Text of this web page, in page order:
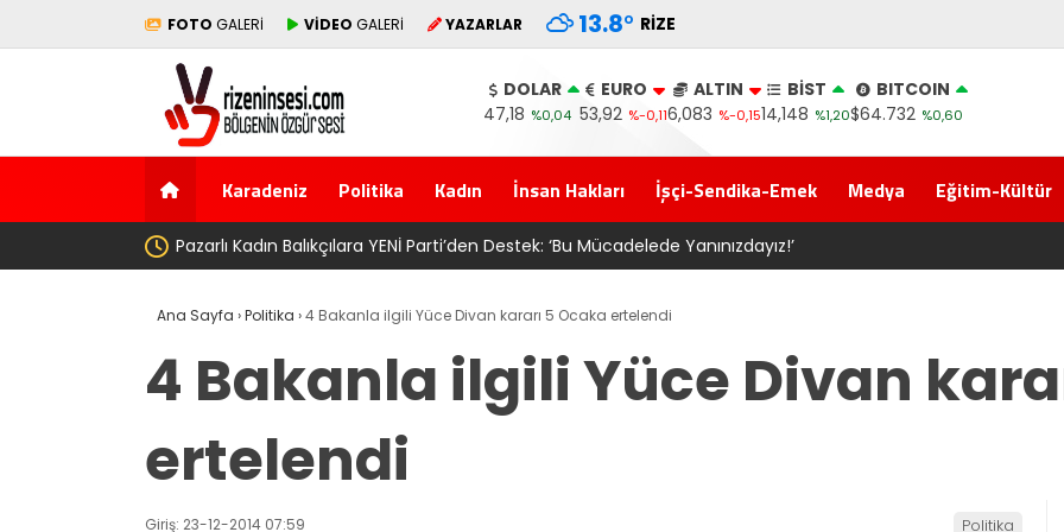
FOTO GALERİ VİDEO GALERİ YAZARLAR 13.8° RIZE
DOLAR
47,18 %0,04
EURO
53,92 %-0,11
ALTIN
6,083 %-0,15
BİST
14,148 %1,20
BITCOIN
$64.732 %0,60
Karadeniz Politika Kadın İnsan Hakları İşçi-Sendika-Emek Medya Eğitim-Kültür
AV. Süzen “Meclis’e gelen Çerçeve Yasa Türkiye’de yeni bir başlangıç için
Ana Sayfa ›Politika ›4 Bakanla ilgili Yüce Divan kararı 5 Ocaka ertelendi
4 Bakanla ilgili Yüce Divan
ertelendi
Giriş: 23-12-2014 07:59 Politika